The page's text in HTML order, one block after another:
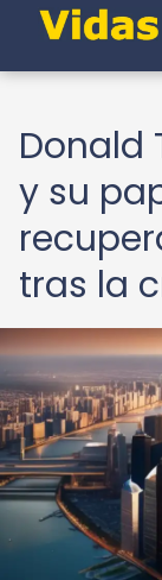
Donald
y su
tras la